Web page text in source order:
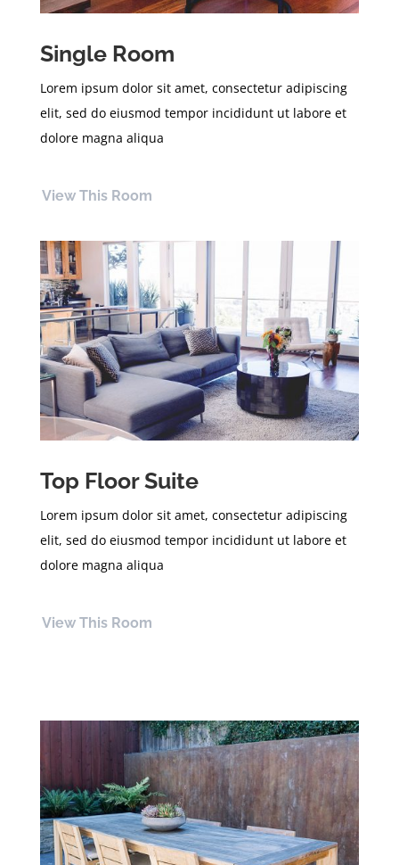
Single Room
Lorem ipsum dolor sit amet, consectetur adipiscing
elit, sed do eiusmod tempor incididunt ut labore et
dolore magna aliqua
View This Room
Top Floor Suite
Lorem ipsum dolor sit amet, consectetur adipiscing
elit, sed do eiusmod tempor incididunt ut labore et
dolore magna aliqua
View This Room